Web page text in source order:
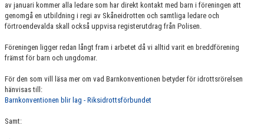
av januari kommer alla ledare som har direkt kontakt med barn i föreningen att
genomgå en utbildning i regi av Skåneidrotten och samtliga ledare och
förtroendevalda skall också uppvisa registerutdrag från Polisen.
Föreningen ligger redan långt fram i arbetet då vi alltid varit en breddförening
främst för barn och ungdomar.
För den som vill läsa mer om vad Barnkonventionen betyder för idrottsrörelsen
hänvisas till:
Barnkonventionen blir lag - Riksidrottsförbundet
Samt: